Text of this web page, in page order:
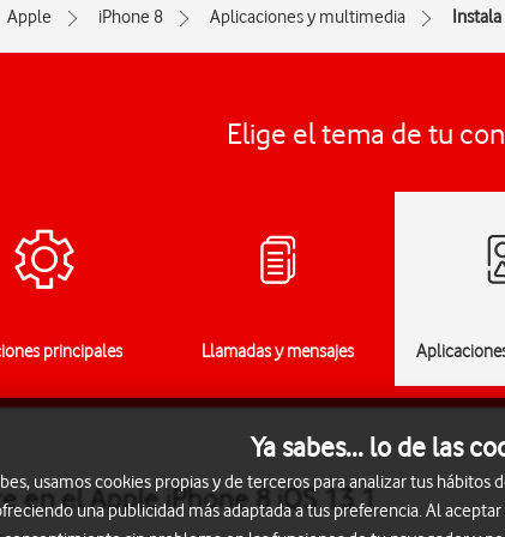
Apple iPhone 8 Aplicaciones y multimedia
Elige el tema de tu
principales Llamadas y mensajes
en el Apple iPhone 8 iOS 13.1
Ya sabes... lo de las
usamos cookies propias y de terceros para analizar tus hábitos
una publicidad más adaptada a tus preferencia. Al